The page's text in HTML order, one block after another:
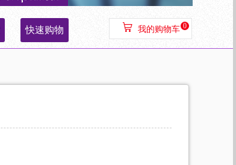
快速购物 0
我的购物车